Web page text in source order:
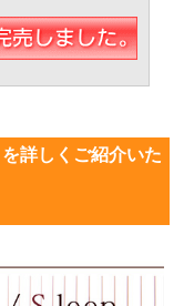
詳しくご紹介いた